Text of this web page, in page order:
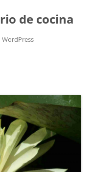
de cocina